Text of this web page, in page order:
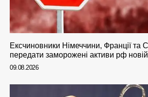
Ексчиновники Німеччини, Франції та
передати заморожені активи рф
09.08.2026